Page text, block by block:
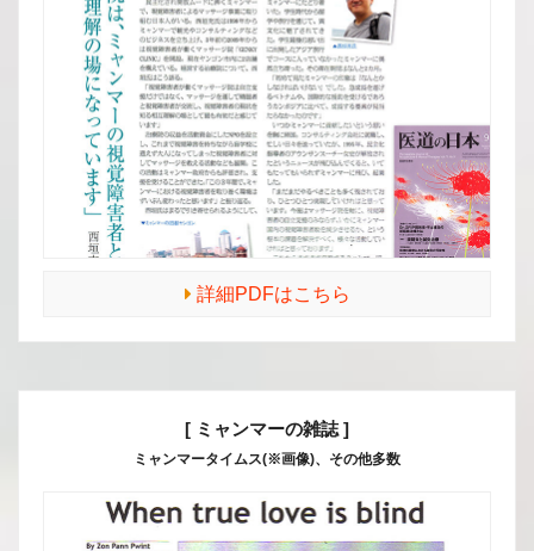
詳細PDFはこちら
[ ミャンマーの雑誌 ]
ミャンマータイムス(※画像)、その他多数